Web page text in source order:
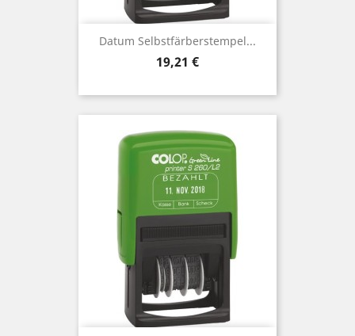
Datum Selbstfärberstempel...
Preis
19,21 €